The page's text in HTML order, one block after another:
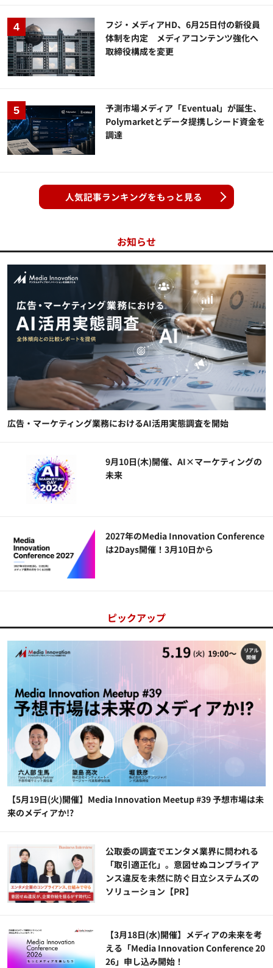
フジ・メディアHD、6月25日付の新役員
体制を内定 メディアコンテンツ強化へ
取締役構成を変更
予測市場メディア「Eventual」が誕生、
Polymarketとデータ提携しシード資金を
調達
人気記事ランキングをもっと見る
お知らせ
広告・マーケティング業務におけるAI活用実態調査を開始
9月10日(木)開催、AI×マーケティングの
未来
2027年のMedia Innovation Conference
は2Days開催！3月10日から
ピックアップ
【5月19日(火)開催】Media Innovation Meetup #39 予想市場は未
来のメディアか!?
公​​取委の調査でエンタメ業界に問われる
「取引適正化」。意図せぬコンプライア
ンス違反を未然に防ぐ日立システムズの
ソリューション​【PR】
【3月18日(水)開催】メディアの未来を考
える「Media Innovation Conference 20
26」申し込み開始！